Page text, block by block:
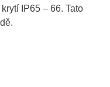
IP65 – 66. Tato